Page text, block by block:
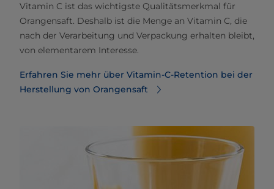
Vitamin C ist das wichtigste Qualitätsmerkmal für
Orangensaft. Deshalb ist die Menge an Vitamin C, die
nach der Verarbeitung und Verpackung erhalten bleibt,
von elementarem Interesse.
Erfahren Sie mehr über Vitamin-C-Retention bei der
Herstellung von Orangensaft